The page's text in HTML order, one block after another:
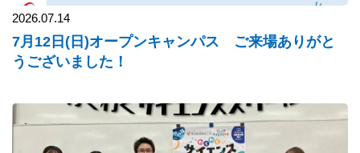
2026.07.14
7月12日(日)オープンキャンパス ご来場ありがと
うございました！